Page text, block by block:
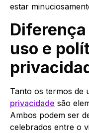
estar
uso e
Tanto os termos de
privacidade são
Ambos podem ser
celebrados entre o